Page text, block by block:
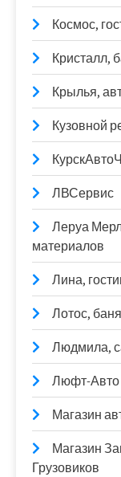
Космос,
Кристалл,
Крылья,
Кузовной
ЛВСервис
Леруа
материалов
Лина,
Лотос, баня
Людмила,
Люфт-Авто
Магазин
Магазин
Грузовиков